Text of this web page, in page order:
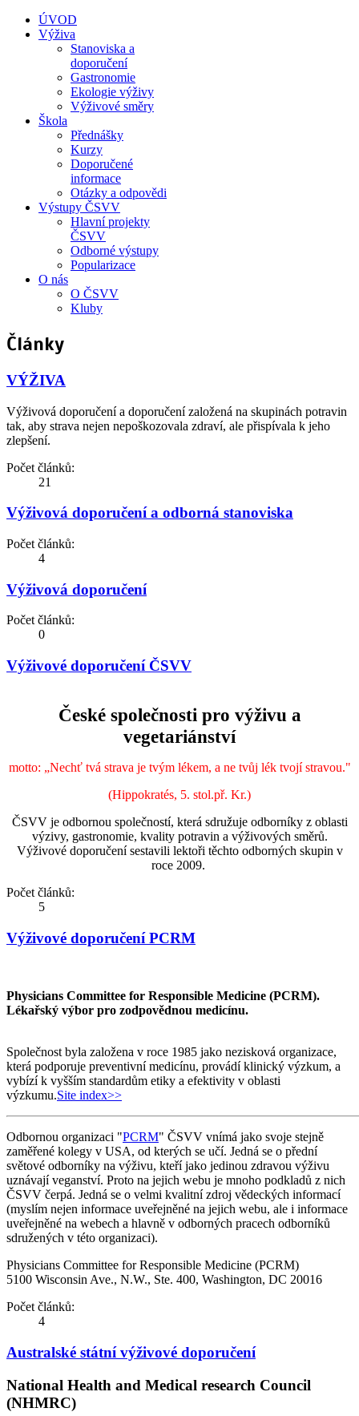
ÚVOD
Výživa
Stanoviska a
doporučení
Gastronomie
Ekologie výživy
Výživové směry
Škola
Přednášky
Kurzy
Doporučené
informace
Otázky a odpovědi
Výstupy ČSVV
Hlavní projekty
ČSVV
Odborné výstupy
Popularizace
O nás
O ČSVV
Kluby
Články
VÝŽIVA
Výživová doporučení a doporučení založená na skupinách potravin
tak, aby strava nejen nepoškozovala zdraví, ale přispívala k jeho
zlepšení.
Počet článků:
21
Výživová doporučení a odborná stanoviska
Počet článků:
4
Výživová doporučení
Počet článků:
0
Výživové doporučení ČSVV
České společnosti pro výživu a
vegetariánství
motto: „Nechť tvá strava je tvým lékem, a ne tvůj lék tvojí stravou."
(Hippokratés, 5. stol.př. Kr.)
ČSVV je odbornou společností, která sdružuje odborníky z oblasti
výzivy, gastronomie, kvality potravin a výživových směrů.
Výživové doporučení sestavili lektoři těchto odborných skupin v
roce 2009.
Počet článků:
5
Výživové doporučení PCRM
Physicians Committee for Responsible Medicine (PCRM).
Lékařský výbor pro zodpovědnou medicínu.
Společnost byla založena v roce 1985 jako nezisková organizace,
která podporuje preventivní medicínu, provádí klinický výzkum, a
vybízí k vyšším standardům etiky a efektivity v oblasti
výzkumu.Site index>>
Odbornou organizaci "PCRM" ČSVV vnímá jako svoje stejně
zaměřené kolegy v USA, od kterých se učí. Jedná se o přední
světové odborníky na výživu, kteří jako jedinou zdravou výživu
uznávají veganství. Proto na jejich webu je mnoho podkladů z nich
ČSVV čerpá. Jedná se o velmi kvalitní zdroj vědeckých informací
(myslím nejen informace uveřejněné na jejich webu, ale i informace
uveřejněné na webech a hlavně v odborných pracech odborníků
sdružených v této organizaci).
Physicians Committee for Responsible Medicine (PCRM)
5100 Wisconsin Ave., N.W., Ste. 400, Washington, DC 20016
Počet článků:
4
Australské státní výživové doporučení
National Health and Medical research Council
(NHMRC)